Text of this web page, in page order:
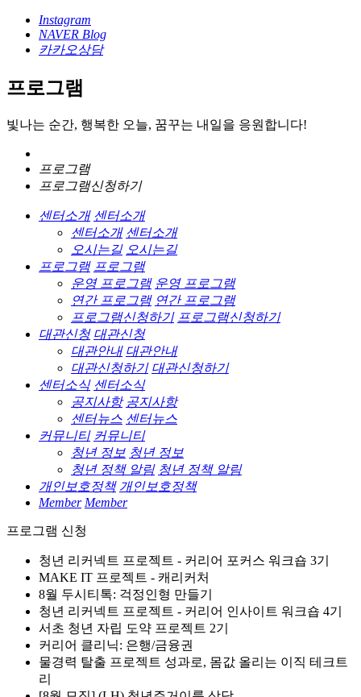
Instagram
NAVER Blog
카카오상담
프로그램
빛나는 순간, 행복한 오늘, 꿈꾸는 내일을 응원합니다!
프로그램
프로그램신청하기
센터소개 센터소개
센터소개 센터소개
오시는길 오시는길
프로그램 프로그램
운영 프로그램 운영 프로그램
연간 프로그램 연간 프로그램
프로그램신청하기 프로그램신청하기
대관신청 대관신청
대관안내 대관안내
대관신청하기 대관신청하기
센터소식 센터소식
공지사항 공지사항
센터뉴스 센터뉴스
커뮤니티 커뮤니티
청년 정보 청년 정보
청년 정책 알림 청년 정책 알림
개인보호정책 개인보호정책
Member Member
프로그램 신청
청년 리커넥트 프로젝트 - 커리어 포커스 워크숍 3기
MAKE IT 프로젝트 - 캐리커처
8월 두시티톡: 걱정인형 만들기
청년 리커넥트 프로젝트 - 커리어 인사이트 워크숍 4기
서초 청년 자립 도약 프로젝트 2기
커리어 클리닉: 은행/금융권
물경력 탈출 프로젝트 성과로, 몸값 올리는 이직 테크트
리